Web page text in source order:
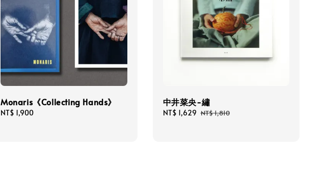
Monaris《Collecting Hands》
Regular
NT$ 1,900
中井菜央-繡
Sale
NT$ 1,629 Regular
NT$ 1,810